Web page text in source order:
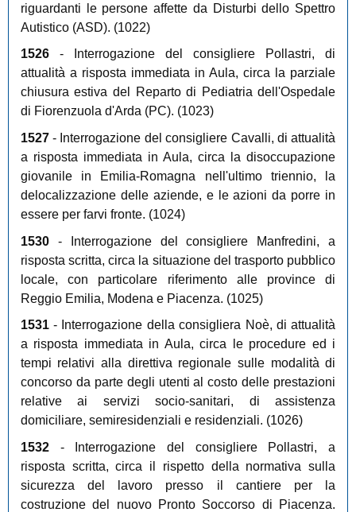
riguardanti le persone affette da Disturbi dello Spettro
Autistico (ASD). (1022)
1526- Interrogazione del consigliere Pollastri, di
attualità a risposta immediata in Aula, circa la parziale
chiusura estiva del Reparto di Pediatria dell'Ospedale
di Fiorenzuola d'Arda (PC). (1023)
1527- Interrogazione del consigliere Cavalli, di attualità
a risposta immediata in Aula, circa la disoccupazione
giovanile in Emilia-Romagna nell'ultimo triennio, la
delocalizzazione delle aziende, e le azioni da porre in
essere per farvi fronte. (1024)
1530- Interrogazione del consigliere Manfredini, a
risposta scritta, circa la situazione del trasporto pubblico
locale, con particolare riferimento alle province di
Reggio Emilia, Modena e Piacenza. (1025)
1531- Interrogazione della consigliera Noè, di attualità
a risposta immediata in Aula, circa le procedure ed i
tempi relativi alla direttiva regionale sulle modalità di
concorso da parte degli utenti al costo delle prestazioni
relative ai servizi socio-sanitari, di assistenza
domiciliare, semiresidenziali e residenziali. (1026)
1532- Interrogazione del consigliere Pollastri, a
risposta scritta, circa il rispetto della normativa sulla
sicurezza del lavoro presso il cantiere per la
costruzione del nuovo Pronto Soccorso di Piacenza.